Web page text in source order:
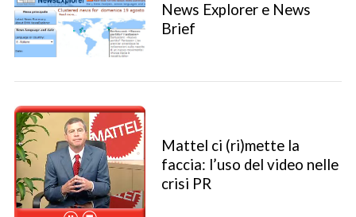
News Explorer e News
Brief
Mattel ci (ri)mette la
faccia: l’uso del video nelle
crisi PR
e
a
r
c
h